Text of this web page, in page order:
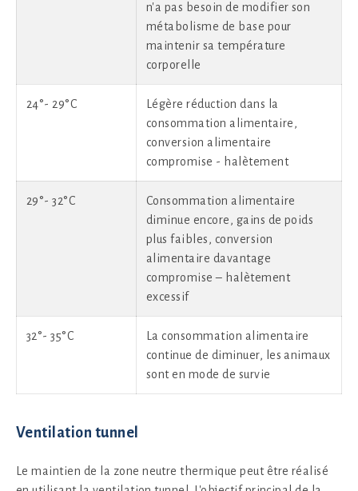
n'a pas besoin de modifier son
métabolisme de base pour
maintenir sa température
corporelle
24°- 29°C
Légère réduction dans la
consommation alimentaire,
conversion alimentaire
compromise - halètement
29°- 32°C
Consommation alimentaire
diminue encore, gains de poids
plus faibles, conversion
alimentaire davantage
compromise – halètement
excessif
32°- 35°C
La consommation alimentaire
continue de diminuer, les animaux
sont en mode de survie
Ventilation tunnel
Le maintien de la zone neutre thermique peut être réalisé